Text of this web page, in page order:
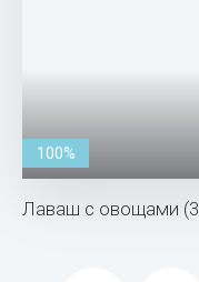
100%
Лаваш с овощами